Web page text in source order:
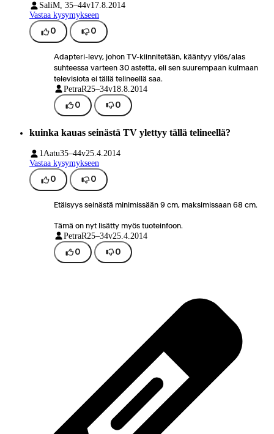
SaliM, 35–44v17.8.2014
Vastaa kysymykseen
0 0
Adapteri-levy, johon TV-kiinnitetään, kääntyy ylös/alas
suhteessa varteen 30 astetta, eli sen suurempaan kulmaan
televisiota ei tällä telineellä saa.
PetraR25–34v18.8.2014
0 0
kuinka kauas seinästä TV ylettyy tällä telineellä?
1Aatu35–44v25.4.2014
Vastaa kysymykseen
0 0
Etäisyys seinästä minimissään 9 cm, maksimissaan 68 cm.
Tämä on nyt lisätty myös tuoteinfoon.
PetraR25–34v25.4.2014
0 0